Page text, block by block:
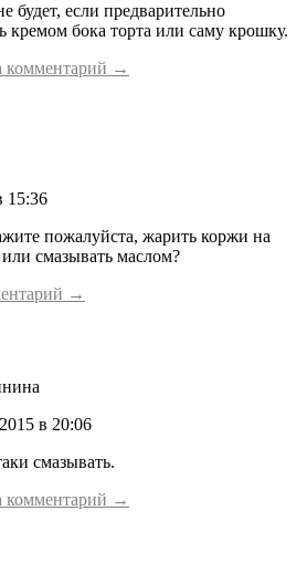
будет, если предварительно
кремом бока торта или саму крошку.
комментарий →
15:36
пожалуйста, жарить коржи на
смазывать маслом?
→
в 20:06
смазывать.
комментарий →